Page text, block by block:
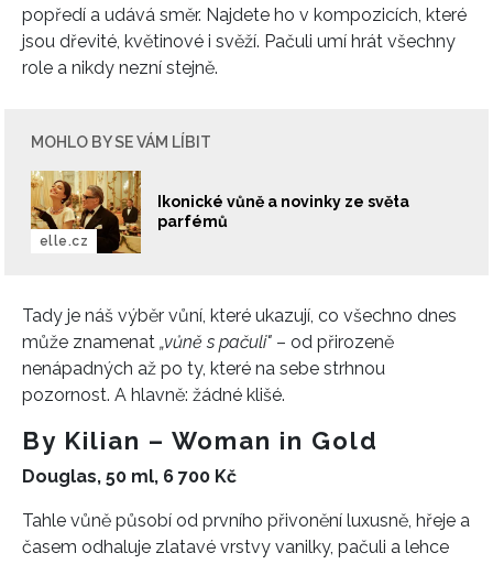
popředí a udává směr. Najdete ho v kompozicích, které
jsou dřevité, květinové i svěží. Pačuli umí hrát všechny
role a nikdy nezní stejně.
MOHLO BY SE VÁM LÍBIT
Ikonické vůně a novinky ze světa
parfémů
elle.cz
Tady je náš výběr vůní, které ukazují, co všechno dnes
může znamenat „vůně s pačuli" – od přirozeně
nenápadných až po ty, které na sebe strhnou
pozornost. A hlavně: žádné klišé.
By Kilian – Woman in Gold
Douglas, 50 ml, 6 700 Kč
Tahle vůně působí od prvního přivonění luxusně, hřeje a
časem odhaluje zlatavé vrstvy vanilky, pačuli a lehce